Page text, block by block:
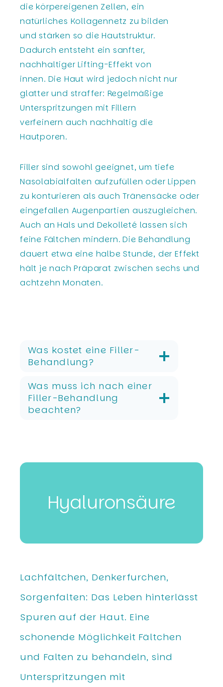
die körpereigenen Zellen, ein
natürliches Kollagennetz zu bilden
und stärken so die Hautstruktur.
Dadurch entsteht ein sanfter,
nachhaltiger Lifting-Effekt von
innen. Die Haut wird jedoch nicht nur
glatter und straffer: Regelmäßige
Unterspritzungen mit Fillern
verfeinern auch nachhaltig die
Hautporen.
Filler sind sowohl geeignet, um tiefe
Nasolabialfalten aufzufüllen oder Lippen
zu konturieren als auch Tränensäcke oder
eingefallen Augenpartien auszugleichen.
Auch an Hals und Dekolleté lassen sich
feine Fältchen mindern. Die Behandlung
dauert etwa eine halbe Stunde, der Effekt
hält je nach Präparat zwischen sechs und
achtzehn Monaten.
Was kostet eine Filler-
Behandlung?
Was muss ich nach einer
Filler-Behandlung
beachten?
Hyaluron­säure
Lachfältchen, Denkerfurchen,
Sorgenfalten: Das Leben hinterlässt
Spuren auf der Haut. Eine
schonende Möglichkeit Fältchen
und Falten zu behandeln, sind
Unterspritzungen mit